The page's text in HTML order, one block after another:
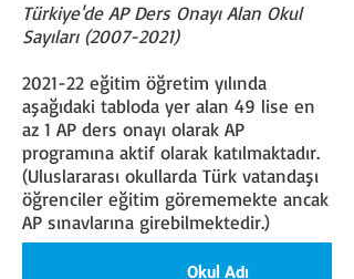
Türkiye'de AP Ders Onayı Alan Okul
Sayıları (2007-2021)
2021-22 eğitim öğretim yılında
aşağıdaki tabloda yer alan 49 lise en
az 1 AP ders onayı olarak AP
programına aktif olarak katılmaktadır.
(Uluslararası okullarda Türk vatandaşı
öğrenciler eğitim görememekte ancak
AP sınavlarına girebilmektedir.)
Okul Adı